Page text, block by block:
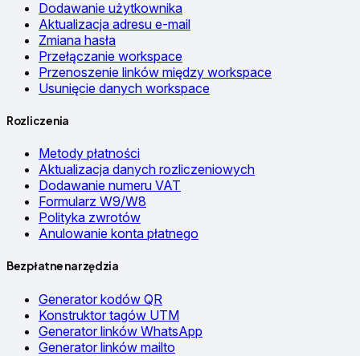
Dodawanie użytkownika
Aktualizacja adresu e-mail
Zmiana hasła
Przełączanie workspace
Przenoszenie linków między workspace
Usunięcie danych workspace
Rozliczenia
Metody płatności
Aktualizacja danych rozliczeniowych
Dodawanie numeru VAT
Formularz W9/W8
Polityka zwrotów
Anulowanie konta płatnego
Bezpłatne narzędzia
Generator kodów QR
Konstruktor tagów UTM
Generator linków WhatsApp
Generator linków mailto